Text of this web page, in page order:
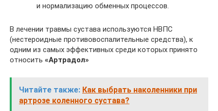
и нормализацию обменных процессов.
В лечении травмы сустава используются НВПС
(нестероидные противовоспалительные средства), к
одним из самых эффективных среди которых принято
относить «Артрадол»
Читайте также: Как выбрать наколенники при
артрозе коленного сустава?